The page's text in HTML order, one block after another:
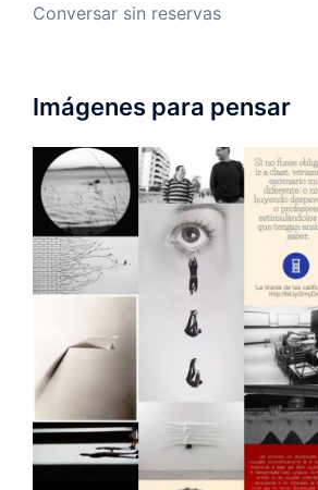
Conversar sin reservas
Imágenes para pensar